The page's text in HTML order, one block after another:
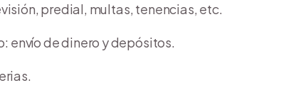
predial, multas, tenencias, etc.
envío de dinero y depósitos.